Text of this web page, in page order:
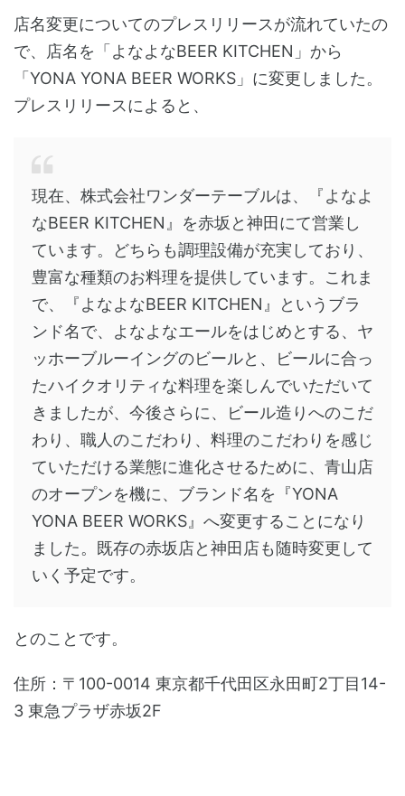
店名変更についてのプレスリリースが流れていたの
で、店名を「よなよなBEER KITCHEN」から
「YONA YONA BEER WORKS」に変更しました。
プレスリリースによると、
現在、株式会社ワンダーテーブルは、『よなよ
なBEER KITCHEN』を赤坂と神田にて営業し
ています。どちらも調理設備が充実しており、
豊富な種類のお料理を提供しています。これま
で、『よなよなBEER KITCHEN』というブラ
ンド名で、よなよなエールをはじめとする、ヤ
ッホーブルーイングのビールと、ビールに合っ
たハイクオリティな料理を楽しんでいただいて
きましたが、今後さらに、ビール造りへのこだ
わり、職人のこだわり、料理のこだわりを感じ
ていただける業態に進化させるために、青山店
のオープンを機に、ブランド名を『YONA
YONA BEER WORKS』へ変更することになり
ました。既存の赤坂店と神田店も随時変更して
いく予定です。
とのことです。
住所：〒100-0014 東京都千代田区永田町2丁目14-
3 東急プラザ赤坂2F